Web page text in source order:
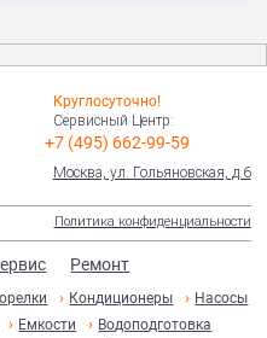
Круглосуточно!
Сервисный Центр:
+7 (495) 662-99-59
Москва, ул. Гольяновская, д.6
Политика конфиденциальности
Ремонт
Кондиционеры
Насосы
Емкости
Водоподготовка